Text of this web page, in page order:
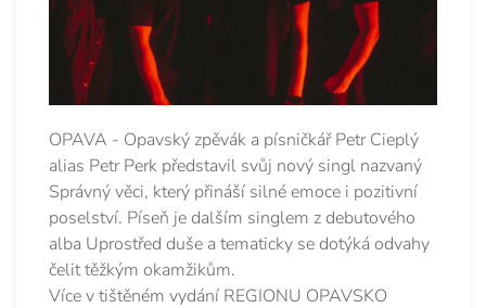
OPAVA - Opavský zpěvák a písničkář Petr Cieplý
alias Petr Perk představil svůj nový singl nazvaný
Správný věci, který přináší silné emoce i pozitivní
poselství. Píseň je dalším singlem z debutového
alba Uprostřed duše a tematicky se dotýká odvahy
čelit těžkým okamžikům.
Více v tištěném vydání REGIONU OPAVSKO